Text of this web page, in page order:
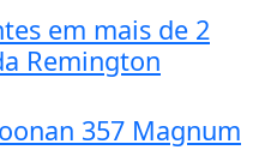
em mais de 2
Remington
357 Magnum